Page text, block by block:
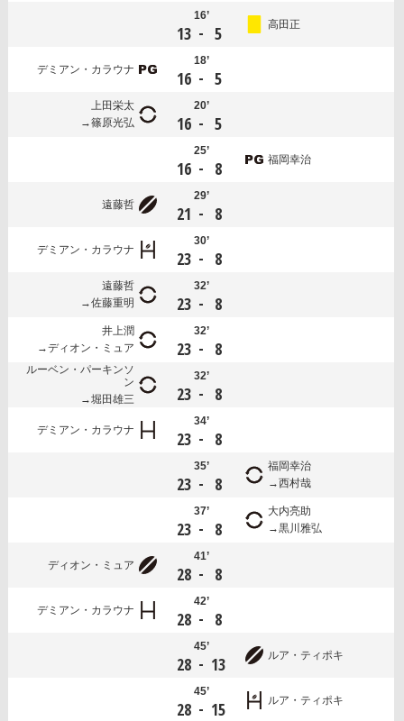
16’
13 - 5 高田正
デミアン・カラウナ
18’
16 - 5
上田栄太
篠原光弘
20’
16 - 5
25’
16 - 8 福岡幸治
遠藤哲
29’
21 - 8
デミアン・カラウナ
30’
23 - 8
遠藤哲
佐藤重明
32’
23 - 8
井上潤
ディオン・ミュア
32’
23 - 8
ルーベン・パーキンソ
ン
堀田雄三
32’
23 - 8
デミアン・カラウナ
34’
23 - 8
35’
23 - 8
福岡幸治
西村哉
37’
23 - 8
大内亮助
黒川雅弘
ディオン・ミュア
41’
28 - 8
デミアン・カラウナ
42’
28 - 8
45’
28 - 13 ルア・ティポキ
45’
28 - 15 ルア・ティポキ